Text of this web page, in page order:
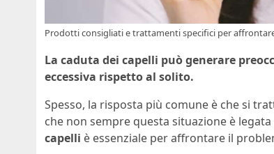
Prodotti consigliati e trattamenti specifici per
La caduta dei capelli può generare
eccessiva rispetto al solito.
Spesso, la risposta più comune è che si
che non sempre questa situazione è
capelli è essenziale per affrontare il